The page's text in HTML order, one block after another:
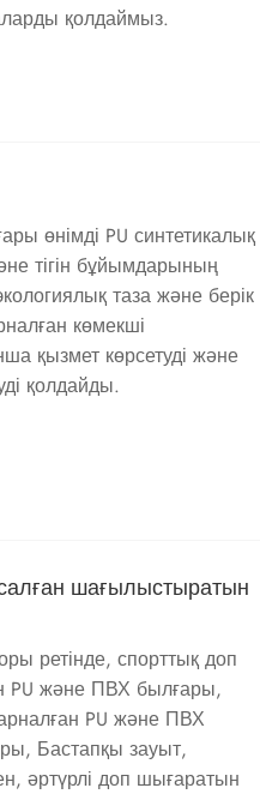
қолдаймыз.
өнімді PU синтетикалық
тігін бұйымдарының
таза және берік
көмекші
қызмет көрсетуді және
қолдайды.
шағылыстыратын
ретінде, спорттық доп
PU және ПВХ былғары,
PU және ПВХ
Бастапқы зауыт,
әртүрлі доп шығаратын